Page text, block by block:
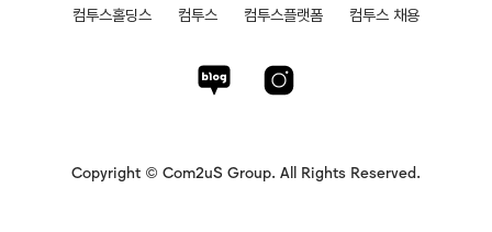
컴투스홀딩스 컴투스 컴투스플랫폼 컴투스 채용
Copyright © Com2uS Group. All Rights Reserved.